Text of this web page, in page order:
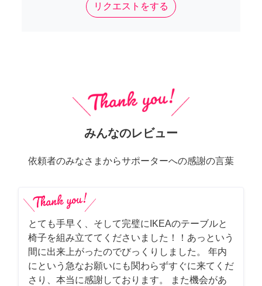
リクエストをする
みんなのレビュー
依頼者のみなさまからサポーターへの感謝の言葉
とても手早く、そして完璧にIKEAのテーブルと
椅子を組み立ててくださいました！！あっという
間に出来上がったのでびっくりしました。 年内
にという急なお願いにも関わらずすぐに来てくだ
さり、本当に感謝しております。 また機会があ